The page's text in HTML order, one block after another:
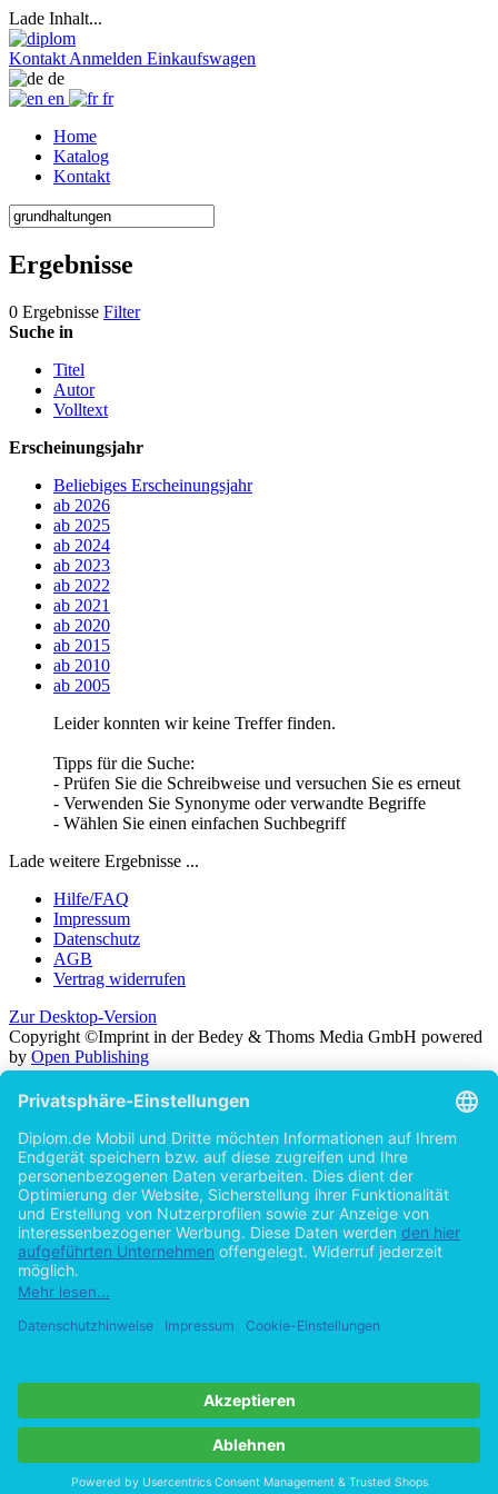
Lade Inhalt...
Kontakt Anmelden Einkaufswagen
de
en
fr
Home
Katalog
Kontakt
Ergebnisse
0 Ergebnisse Filter
Suche in
Titel
Autor
Volltext
Erscheinungsjahr
Beliebiges Erscheinungsjahr
ab 2026
ab 2025
ab 2024
ab 2023
ab 2022
ab 2021
ab 2020
ab 2015
ab 2010
ab 2005
Leider konnten wir keine Treffer finden.
Tipps für die Suche:
- Prüfen Sie die Schreibweise und versuchen Sie es erneut
- Verwenden Sie Synonyme oder verwandte Begriffe
- Wählen Sie einen einfachen Suchbegriff
Lade weitere Ergebnisse ...
Hilfe/FAQ
Impressum
Datenschutz
AGB
Vertrag widerrufen
Zur Desktop-Version
Copyright ©Imprint in der Bedey & Thoms Media GmbH powered
by Open Publishing
Zurück
Suche in
Titel
Autor
Volltext
Erscheinungsjahr
Beliebiges Erscheinungsjahr
ab 2026
ab 2025
ab 2023
ab 2010
Cookie-Einstellungen